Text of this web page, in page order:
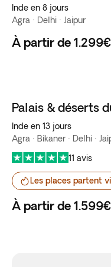
Inde en 8 jours
Agra · Delhi · Jaipur
À partir de 1.299€
Best seller
Palais & déserts
Inde en 13 jours
Agra · Bikaner · Delhi ·
11 avis
Les places partent
À partir de 1.599€